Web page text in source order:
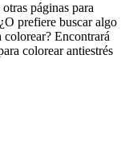
páginas para
prefiere buscar algo
colorear? Encontrará
colorear antiestrés